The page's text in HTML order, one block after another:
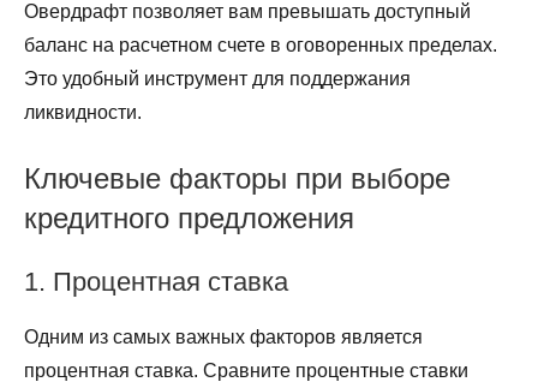
Овердрафт позволяет вам превышать доступный
баланс на расчетном счете в оговоренных пределах.
Это удобный инструмент для поддержания
ликвидности.
Ключевые факторы при выборе
кредитного предложения
1. Процентная ставка
Одним из самых важных факторов является
процентная ставка. Сравните процентные ставки